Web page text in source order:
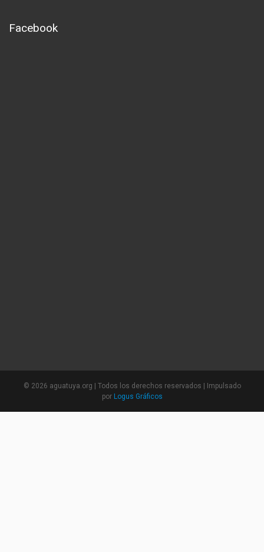
Facebook
© 2026 aguatuya.org | Todos los derechos reservados | Impulsado
por Logus Gráficos